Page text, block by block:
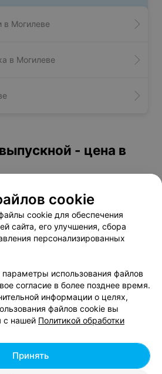
в Могилеве
в Могилеве
- цена в
от 50 руб.
(собранная)
от 70 руб.
от 70 руб.
от 35 руб.
Добавить компанию
Добавить специалиста
cookie
cookie для обеспечения
сайта, его улучшения, сбора
персонализированных
использования файлов
согласие в более позднее время.
информации о целях,
файлов cookie вы
с нашей Политикой обработки
Принять